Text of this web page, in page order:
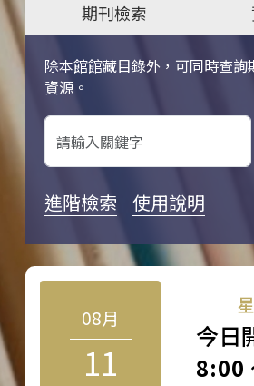
期刊檢索
除本館館藏目錄外，可同時查詢
資源。
關鍵字搜尋
進階檢索 使用說明
08月
11
今日
8:00